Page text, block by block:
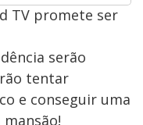
TV promete ser
serão
tentar
e conseguir uma